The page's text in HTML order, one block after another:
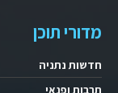
מדורי תוכן
חדשות נתניה
תרבות ופנאי